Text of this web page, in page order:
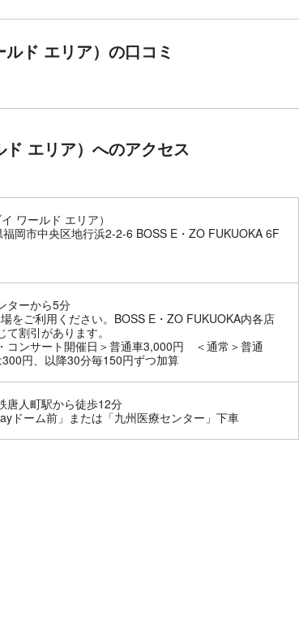
VR音楽ゲーム「ビートセイバー」や、迫りくるシルエ
方まで幅広い年代の方にお楽しみいただけます！自分
入ったようなバーチャル空間を楽しめたり、ここにしか
ド エリア）の口コミ
エリア）へのアクセス
ワールド エリア）
岡市中央区地行浜2-2-6 BOSS E・ZO FUKUOKA 6F
ターから5分
をご利用ください。BOSS E・ZO FUKUOKA内各店
割引があります。
コンサート開催日＞普通車3,000円 ＜通常＞普通
円、以降30分毎150円ずつ加算
唐人町駅から徒歩12分
ドーム前」または「九州医療センター」下車